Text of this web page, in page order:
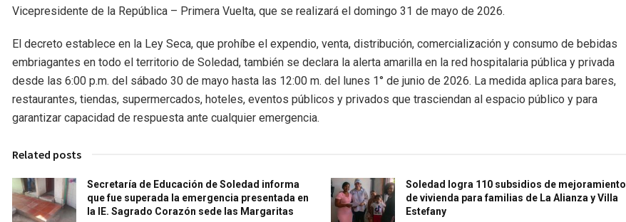
Vicepresidente de la República – Primera Vuelta, que se realizará el domingo 31 de mayo de 2026.
El decreto establece en la Ley Seca, que prohíbe el expendio, venta, distribución, comercialización y consumo de bebidas
embriagantes en todo el territorio de Soledad, también se declara la alerta amarilla en la red hospitalaria pública y privada
desde las 6:00 p.m. del sábado 30 de mayo hasta las 12:00 m. del lunes 1° de junio de 2026. La medida aplica para bares,
restaurantes, tiendas, supermercados, hoteles, eventos públicos y privados que trasciendan al espacio público y para
garantizar capacidad de respuesta ante cualquier emergencia.
Related posts
Secretaría de Educación de Soledad informa
que fue superada la emergencia presentada en
la IE. Sagrado Corazón sede las Margaritas
Soledad logra 110 subsidios de mejoramiento
de vivienda para familias de La Alianza y Villa
Estefany